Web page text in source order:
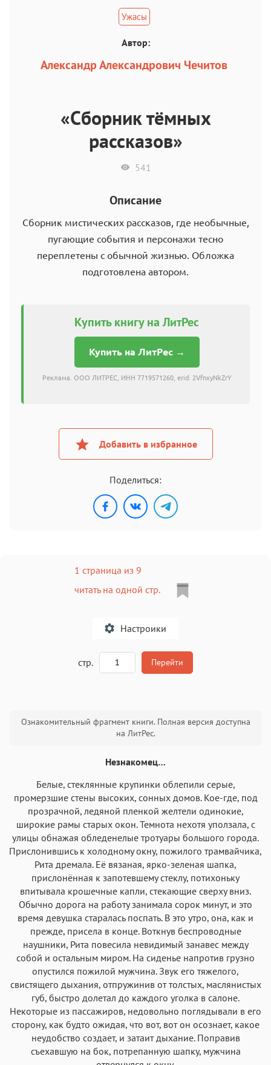
Ужасы
Автор:
Александр Александрович Чечитов
«Сборник тёмных
рассказов»
541
Описание
Сборник мистических рассказов, где необычные,
пугающие события и персонажи тесно
переплетены с обычной жизнью. Обложка
подготовлена автором.
Купить книгу на ЛитРес
Купить на ЛитРес →
Реклама. ООО ЛИТРЕС, ИНН 7719571260, erid: 2VfnxyNkZrY
Добавить в избранное
Поделиться:
1 страница из 9
читать на одной стр.
Настроики
Аа
Roboto
Аа
Garamond
Аа
Fira Sans
Аа
Times
Аа
Iowan
Аа
San Francisco Аа
SF Serif Аа
New York
Аа
Helvetica Neue
Аа
Arial Аа
Georgia
Аа
Times New Roman
Аа
Courier
Аа
Courier New
Аа
Menlo
Аа
SF Mono
стр. Перейти
Ознакомительный фрагмент книги. Полная версия доступна
на ЛитРес.
Незнакомец…
Белые, стеклянные крупинки облепили серые,
промерзшие стены высоких, сонных домов. Кое-где, под
прозрачной, ледяной пленкой желтели одинокие,
широкие рамы старых окон. Темнота нехотя уползала, с
улицы обнажая обледенелые тротуары большого города.
Прислонившись к холодному окну, пожилого трамвайчика,
Рита дремала. Её вязаная, ярко-зеленая шапка,
прислонённая к запотевшему стеклу, потихоньку
впитывала крошечные капли, стекающие сверху вниз.
Обычно дорога на работу занимала сорок минут, и это
время девушка старалась поспать. В это утро, она, как и
прежде, присела в конце. Воткнув беспроводные
наушники, Рита повесила невидимый занавес между
собой и остальным миром. На сиденье напротив грузно
опустился пожилой мужчина. Звук его тяжелого,
свистящего дыхания, отпружинив от толстых, маслянистых
губ, быстро долетал до каждого уголка в салоне.
Некоторые из пассажиров, недовольно поглядывали в его
сторону, как будто ожидая, что вот, вот он осознает, какое
неудобство создает, и затаит дыхание. Поправив
съехавшую на бок, потрепанную шапку, мужчина